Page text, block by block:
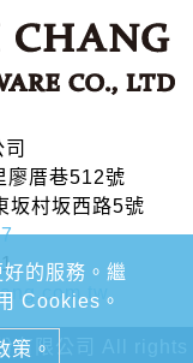
的服務。繼
Cookies。
策。
廖厝巷512號
坂村坂西路5號
有限公司 All rights